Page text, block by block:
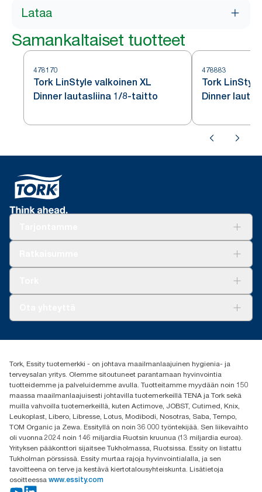
Lataa
Samankaltaiset tuotteet
478170
Tork LinStyle valkoinen XL
Dinner lautasliina 1/8-taitto
478883
Tork
Dinner
(+358) 9 5068 8222
Oy Essity Finland Ab
Revontulenkuja 1
02100 Espoo
Tork, Essity tuotemerkki - on johtava maailmanlaajuinen hygienia- ja
terveysalan yritys. Olemme sitoutuneet parantamaan hyvinvointia
tuotteidemme ja palveluidemme avulla. Tuotteitamme myydään noin 150
maassa maailmanlaajuisesti johtavilla tuotemerkeillä TENA ja Tork sekä
muilla vahvoilla tuotemerkeillä, kuten Actimove, JOBST, Cutimed, Knix,
Leukoplast, Libero, Libresse, Lotus, Modibodi, Nosotras, Saba, Tempo,
TOM Organic ja Zewa. Essityllä on noin 36 000 työntekijää. Sen liikevaihto
oli vuonna 2024 noin 146 miljardia Ruotsin kruunua (13 miljardia euroa).
Yrityksen pääkonttori sijaitsee Tukholmassa, Ruotsissa. Essity on listattu
Tukholman pörssissä. Essity murtaa rajoja hyvinvointialalla, ja sen
tavoitteena on terve ja kestävä kiertotalousyhteiskunta. Lisätietoja
osoitteessa www.essity.com